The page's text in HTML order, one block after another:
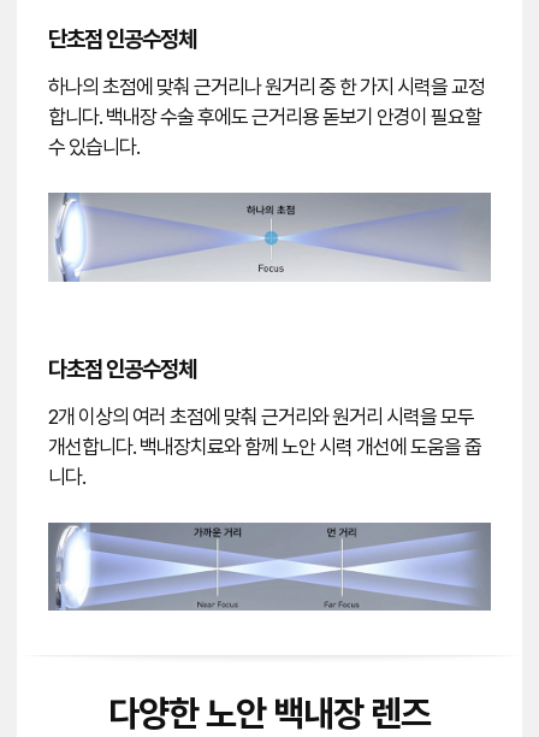
단초점 인공수정체
하나의 초점에 맞춰 근거리나 원거리 중 한 가지 시력을 교정
합니다. 백내장 수술 후에도 근거리용 돋보기 안경이 필요할
수 있습니다.
다초점 인공수정체
2개 이상의 여러 초점에 맞춰 근거리와 원거리 시력을 모두
개선합니다. 백내장치료와 함께 노안 시력 개선에 도움을 줍
니다.
다양한 노안 백내장 렌즈